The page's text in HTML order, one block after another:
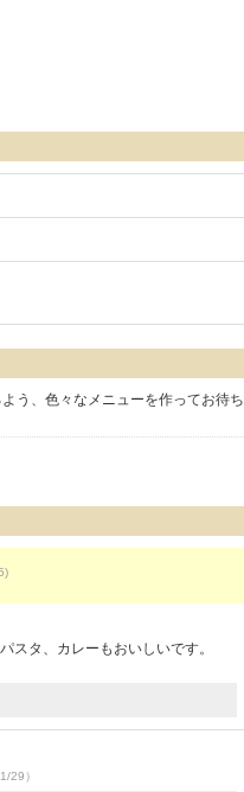
う、色々なメニューを作ってお待ち
スタ、カレーもおいしいです。
29）